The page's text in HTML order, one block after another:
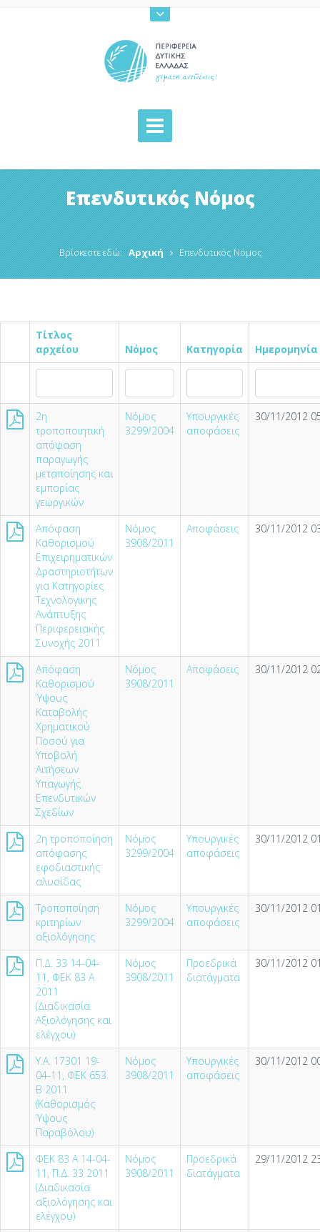
Επενδυτικός Νόμος
Βρίσκεστε εδώ: Αρχική Επενδυτικός Νόμος
Τίτλος
αρχείου
Νόμος Κατηγορία Ημερομηνία
2η
τροποποιητική
απόφαση
παραγωγής
μεταποίησης και
εμπορίας
γεωργικών
Νόμος
3299/2004
Υπουργικές
αποφάσεις
30/11/2012
Απόφαση
Καθορισμού
Επιχειρηματικών
Δραστηριοτήτων
για Κατηγορίες
Τεχνολογικης
Ανάπτυξης
Περιφερειακής
Συνοχής 2011
Νόμος
3908/2011
Αποφάσεις 30/11/2012
Απόφαση
Καθορισμού
Ύψους
Καταβολής
Χρηματικού
Ποσού για
Υποβολή
Αιτήσεων
Υπαγωγής
Επενδυτικών
Σχεδίων
Νόμος
3908/2011
Αποφάσεις 30/11/2012
2η τροποποίηση
απόφασης
εφοδιαστικής
αλυσίδας
Νόμος
3299/2004
Υπουργικές
αποφάσεις
30/11/2012
Τροποποίηση
κριτηρίων
αξιολόγησης
Νόμος
3299/2004
Υπουργικές
αποφάσεις
30/11/2012
Π.Δ. 33 14-04-
11, ΦΕΚ 83 Α
2011
(Διαδικασία
Αξιολόγησης και
ελέγχου)
Νόμος
3908/2011
Προεδρικά
διατάγματα
30/11/2012
Υ.Α. 17301 19-
04-11, ΦΕΚ 653
Β 2011
(Καθορισμός
Ύψους
Παραβόλου)
Νόμος
3908/2011
Υπουργικές
αποφάσεις
30/11/2012
ΦΕΚ 83 Α 14-04-
11, Π.Δ. 33 2011
(Διαδικασία
αξιολόγησης και
ελέγχου)
Νόμος
3908/2011
Προεδρικά
διατάγματα
29/11/2012